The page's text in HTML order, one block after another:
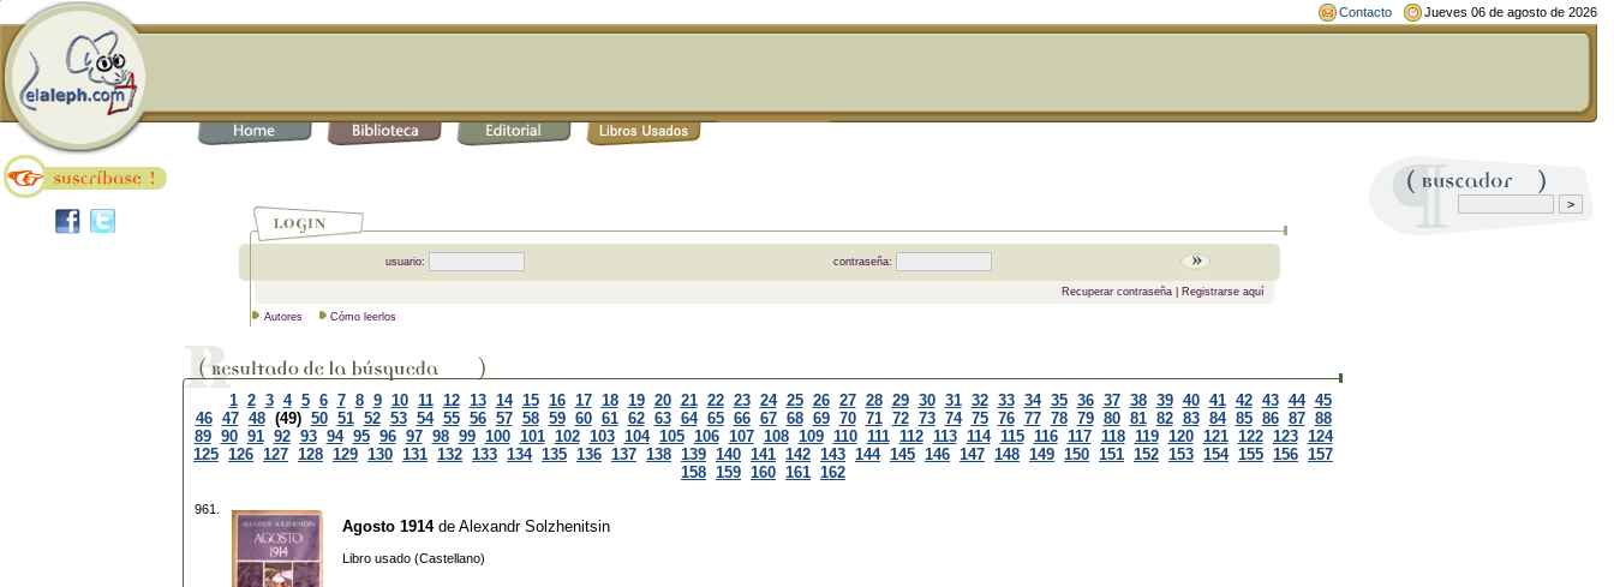
Contacto Jueves 06 de agosto de 2026
usuario: contraseña:
Recuperar contraseña| Registrarse aquí
Autores Cómo leerlos
1 2 3 4 5 6 7 8 9 10 11 12 13 14 15 16 17 18 19 20 21 22 23 24 25 26 27 28 29 30 31 32 33 34 35 36 37 38 39 40 41 42 43 44 45
46 47 48 (49) 50 51 52 53 54 55 56 57 58 59 60 61 62 63 64 65 66 67 68 69 70 71 72 73 74 75 76 77 78 79 80 81 82 83 84 85 86 87 88
89 90 91 92 93 94 95 96 97 98 99 100 101 102 103 104 105 106 107 108 109 110 111 112 113 114 115 116 117 118 119 120 121 122 123 124
125 126 127 128 129 130 131 132 133 134 135 136 137 138 139 140 141 142 143 144 145 146 147 148 149 150 151 152 153 154 155 156 157
158 159 160 161 162
961.
Agosto 1914de Alexandr Solzhenitsin
Libro usado (Castellano)